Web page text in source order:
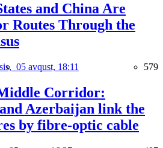
and China Are
Routes Through the
05 avqust, 18:11 579
Corridor:
Azerbaijan link the
by fibre-optic cable